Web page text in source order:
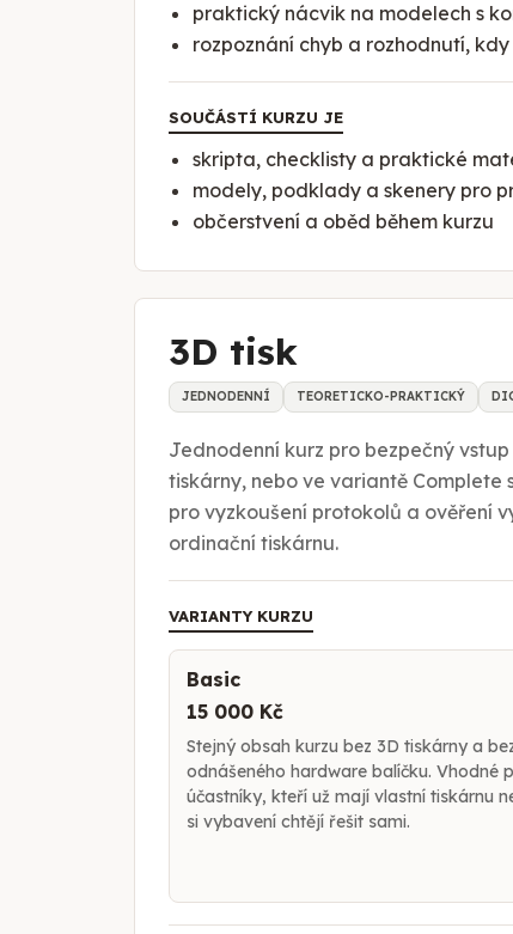
praktický nácvik na modelech s
rozpoznání chyb a rozhodnutí,
SOUČÁSTÍ KURZU JE
skripta, checklisty a praktické
modely, podklady a skenery pro
občerstvení a oběd během kurzu
3D tisk
JEDNODENNÍ TEORETICKO-PRAKTICKÝ
Jednodenní kurz pro bezpečný
tiskárny, nebo ve variantě Complete
pro vyzkoušení protokolů a ověření
ordinační tiskárnu.
VARIANTY KURZU
Basic
15 000 Kč
Stejný obsah kurzu bez 3D tiskárny a
odnášeného hardware balíčku. Vhodné
účastníky, kteří už mají vlastní tiskárnu
si vybavení chtějí řešit sami.